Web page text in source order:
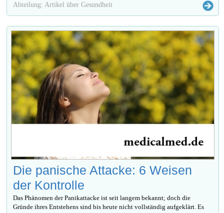
Abteilung: Artikel über Gesundheit
Die panische Attacke: 6 Weisen
der Kontrolle
Das Phänomen der Panikattacke ist seit langem bekannt; doch die
Gründe ihres Entstehens sind bis heute nicht vollständig aufgeklärt. Es